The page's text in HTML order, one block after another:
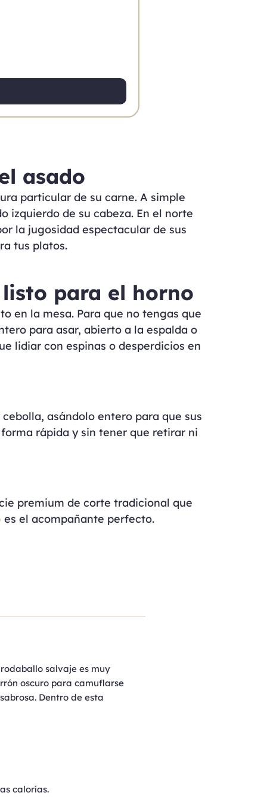
asado
particular de su carne. A simple
izquierdo de su cabeza. En el norte
la jugosidad espectacular de sus
tus platos.
para el horno
en la mesa. Para que no tengas que
para asar, abierto a la espalda o
lidiar con espinas o desperdicios en
asándolo entero para que sus
rápida y sin tener que retirar ni
premium de corte tradicional que
es el acompañante perfecto.
salvaje es muy
oscuro para camuflarse
Dentro de esta
calorías.